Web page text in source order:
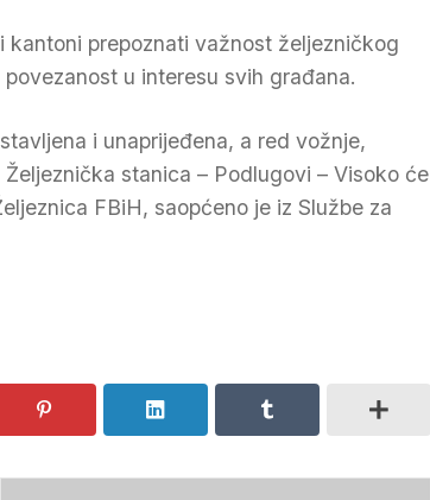
prepoznati važnost željezničkog
u interesu svih građana.
i unaprijeđena, a red vožnje,
stanica – Podlugovi – Visoko će
FBiH, saopćeno je iz Službe za